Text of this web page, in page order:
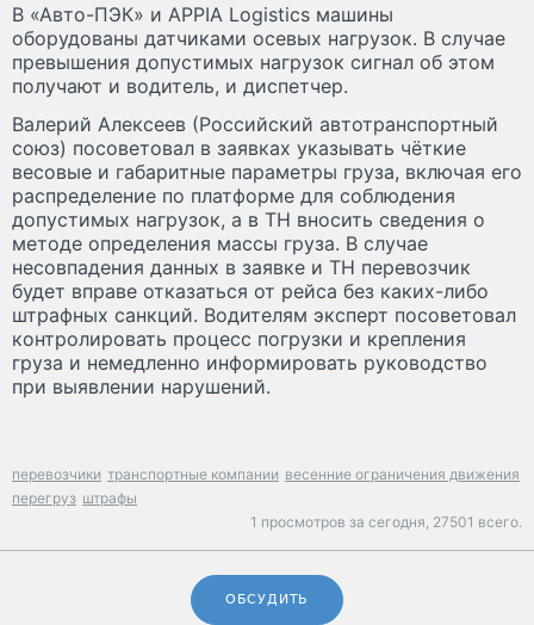
В «Авто-ПЭК» и APPIA Logistics машины
оборудованы датчиками осевых нагрузок. В случае
превышения допустимых нагрузок сигнал об этом
получают и водитель, и диспетчер.
Валерий Алексеев (Российский автотранспортный
союз) посоветовал в заявках указывать чёткие
весовые и габаритные параметры груза, включая его
распределение по платформе для соблюдения
допустимых нагрузок, а в ТН вносить сведения о
методе определения массы груза. В случае
несовпадения данных в заявке и ТН перевозчик
будет вправе отказаться от рейса без каких-либо
штрафных санкций. Водителям эксперт посоветовал
контролировать процесс погрузки и крепления
груза и немедленно информировать руководство
при выявлении нарушений.
перевозчики транспортные компании весенние ограничения движения
перегруз штрафы
1 просмотров за сегодня, 27501 всего.
ОБСУДИТЬ